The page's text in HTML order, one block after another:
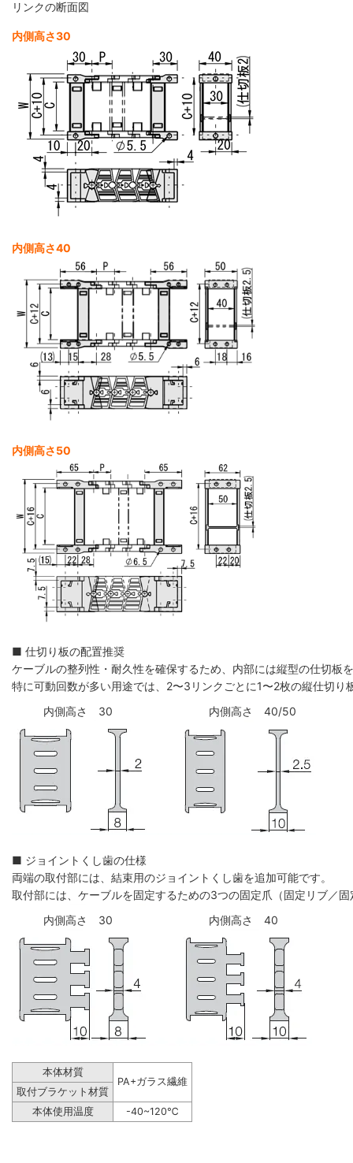
リンクの断面図
内側高さ30
内側高さ40
内側高さ50
■ 仕切り板の配置推奨
ケーブルの整列性・耐久性を確保するため、内部には縦型の仕切板
特に可動回数が多い用途では、2〜3リンクごとに1〜2枚の縦仕切
内側高さ 30
内側高さ 40/50
■ ジョイントくし歯の仕様
両端の取付部には、結束用のジョイントくし歯を追加可能です。
取付部には、ケーブルを固定するための3つの固定爪（固定リブ／
内側高さ 30
内側高さ 40
本体材質
PA+ガラス繊維
取付ブラケット材質
本体使用温度
-40~120℃